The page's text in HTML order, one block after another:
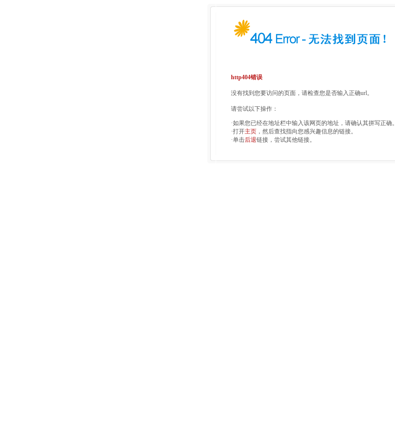
http404错误
没有找到您要访问的页面，请检查您是否输入正确url。
请尝试以下操作：
·如果您已经在地址栏中输入该网页的地址，请确认其拼写正确。
·打开主页 ，然后查找指向您感兴趣信息的链接。
·单击后退链接，尝试其他链接。